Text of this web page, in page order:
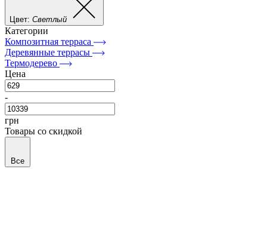
Цвет: Светлый
Категории
Композитная терраса
Деревянные террасы
Термодерево
Цена
-
грн
Товары со скидкой
Все